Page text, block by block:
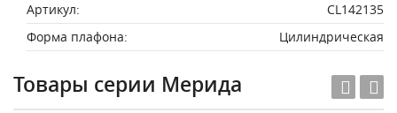
Артикул:
CL142135
Форма плафона:
Цилиндрическая
Товары серии Мерида